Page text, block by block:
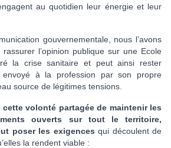
au quotidien leur énergie et leur
gouvernementale, nous l’avons
l’opinion publique sur une Ecole
la crise sanitaire et peut ainsi rester
envoyé à la profession par son propre
source de légitimes tensions.
cette volonté partagée de maintenir les
ouverts sur tout le territoire,
poser les exigences qui découlent de
la rendent viable :